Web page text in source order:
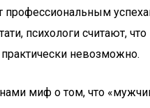
профессиональным
психологи считают, что
невозможно.
миф о том, что